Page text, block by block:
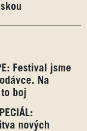
Festival jsme
Na
boj
nových